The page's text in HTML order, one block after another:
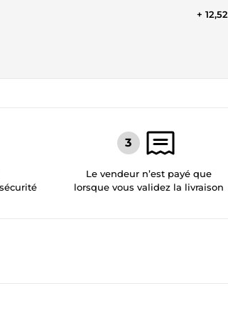
+
Le vendeur n’est payé que
lorsque vous validez la livraison